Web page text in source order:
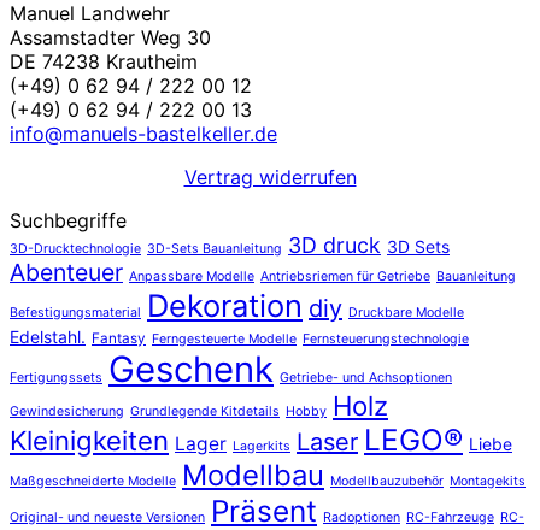
Manuel Landwehr
Assamstadter Weg 30
DE 74238 Krautheim
(+49) 0 62 94 / 222 00 12
(+49) 0 62 94 / 222 00 13
info@manuels-bastelkeller.de
Vertrag widerrufen
Suchbegriffe
3D-Drucktechnologie 3D-Sets Bauanleitung 3D druck 3D Sets
Abenteuer Anpassbare Modelle Antriebsriemen für Getriebe Bauanleitung
Befestigungsmaterial Dekoration diy Druckbare Modelle
Edelstahl. Fantasy Ferngesteuerte Modelle Fernsteuerungstechnologie
Fertigungssets Geschenk Getriebe- und Achsoptionen
Gewindesicherung Grundlegende Kitdetails Hobby Holz
Kleinigkeiten Lager Lagerkits Laser LEGO® Liebe
Maßgeschneiderte Modelle Modellbau Modellbauzubehör Montagekits
Original- und neueste Versionen Präsent Radoptionen RC-Fahrzeuge RC-